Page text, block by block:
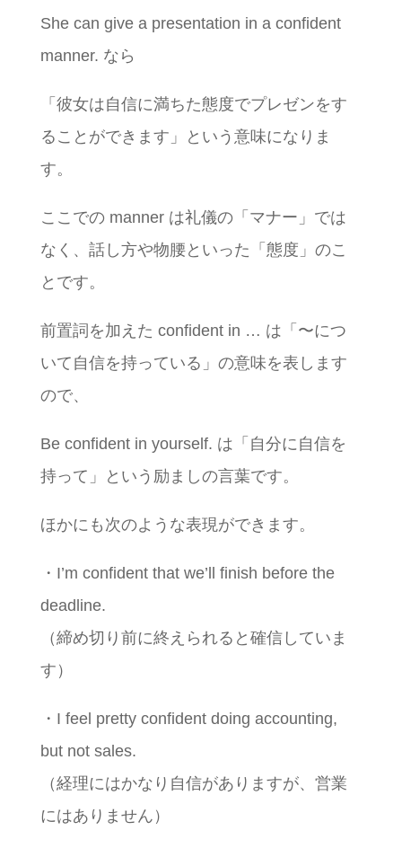
She can give a presentation in a confident
manner. なら
「彼女は自信に満ちた態度でプレゼンをす
ることができます」という意味になりま
す。
ここでの manner は礼儀の「マナー」では
なく、話し方や物腰といった「態度」のこ
とです。
前置詞を加えた confident in … は「〜につ
いて自信を持っている」の意味を表します
ので、
Be confident in yourself. は「自分に自信を
持って」という励ましの言葉です。
ほかにも次のような表現ができます。
・I’m confident that we’ll finish before the
deadline.
（締め切り前に終えられると確信していま
す）
・I feel pretty confident doing accounting,
but not sales.
（経理にはかなり自信がありますが、営業
にはありません）